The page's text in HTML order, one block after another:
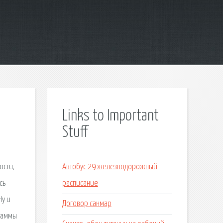
и
Links to Important
Stuff
Автобус 29 железнодорожный
расписание
Договор санмар